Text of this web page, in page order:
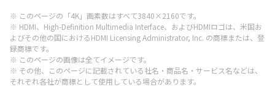
※ このページの「4K」画素数はすべて3840×2160です。
※ HDMI、High-Definition Multimedia Interface、およびHDMIロゴは、米国お
よびその他の国におけるHDMI Licensing Administrator, Inc. の商標または、登
録商標です。
※ このページの画像は全てイメージです。
※ その他、このページに記載されている社名・商品名・サービス名などは、
それぞれ各社が商標として使用している場合があります。